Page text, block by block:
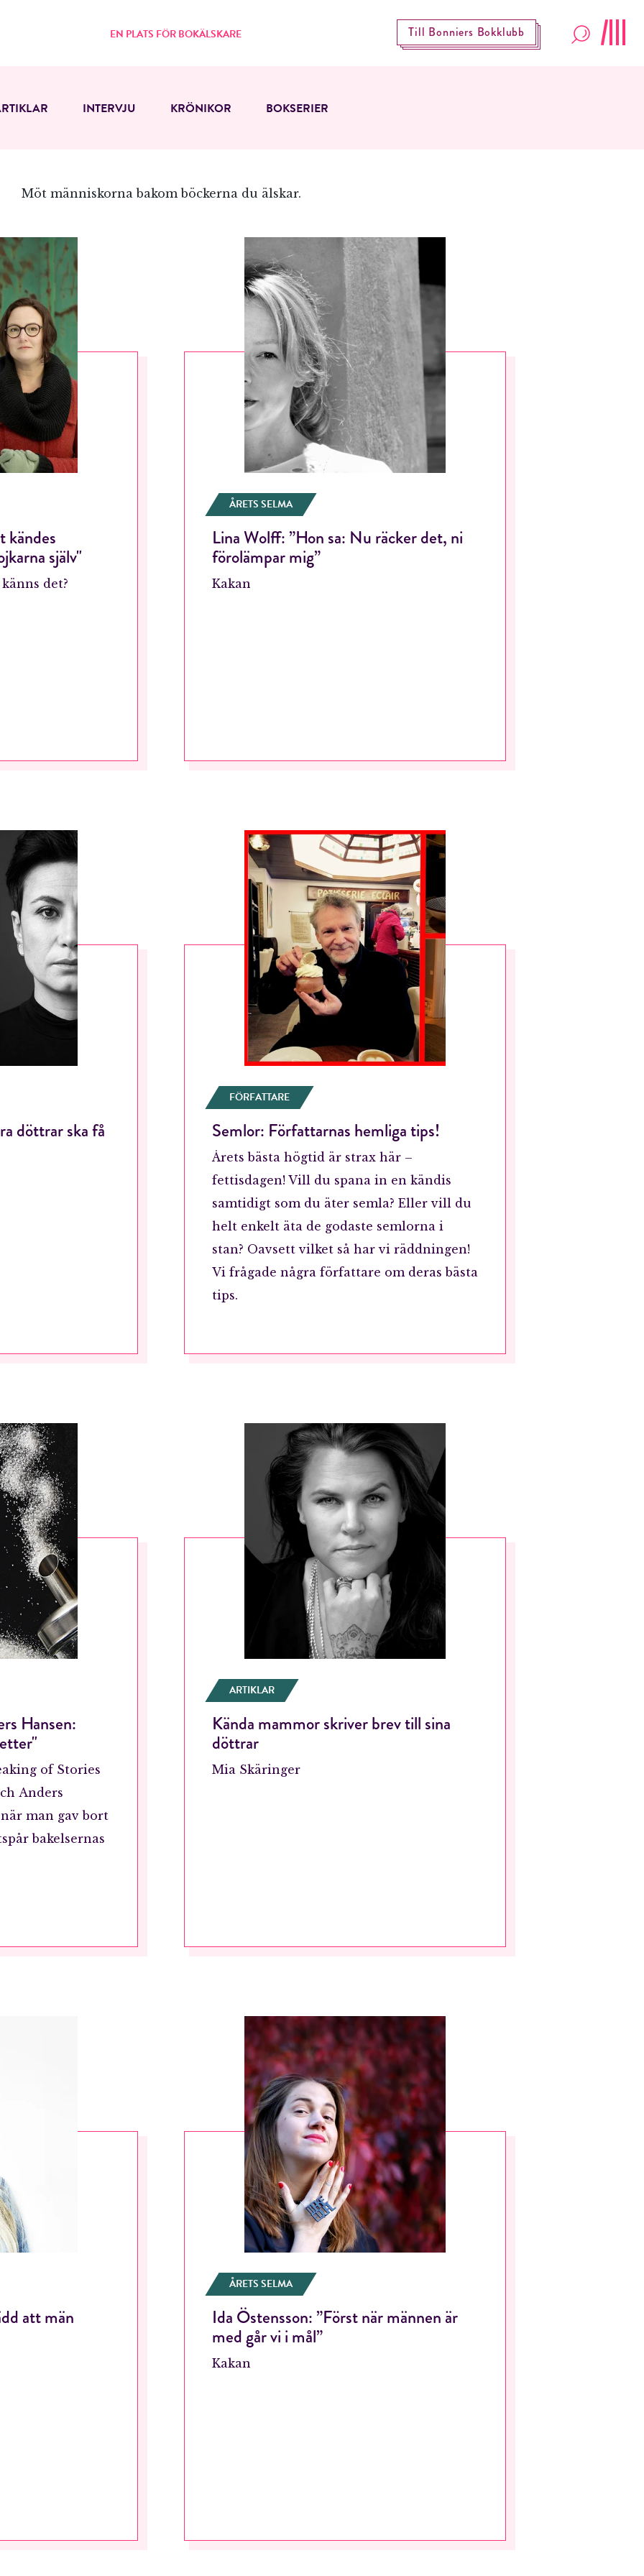
EN PLATS FÖR BOKÄLSKARE Till Bonniers Bokklubb
Jag accepterar villkoren.
INTERVJU KRÖNIKOR BOKSERIER
Möt människorna bakom böckerna du älskar.
kändes
själv"
det?
ÅRETS SELMA
Lina Wolff: ”Hon sa: Nu räcker det, ni
förolämpar mig”
Kakan
döttrar ska få
FÖRFATTARE
Semlor: Författarnas hemliga tips!
Årets bästa högtid är strax här –
fettisdagen! Vill du spana in en kändis
samtidigt som du äter semla? Eller vill du
helt enkelt äta de godaste semlorna i
stan? Oavsett vilket så har vi räddningen!
Vi frågade några författare om deras bästa
tips.
Hansen:
of Stories
Anders
man gav bort
bakelsernas
ARTIKLAR
Kända mammor skriver brev till sina
döttrar
Mia Skäringer
att män
ÅRETS SELMA
Ida Östensson: ”Först när männen är
med går vi i mål”
Kakan